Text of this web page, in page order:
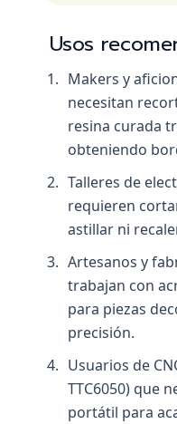
Usos
Makers y
necesitan
resina curada
obteniendo
Talleres de
requieren
astillar ni
Artesanos y
trabajan con
para piezas
precisión.
Usuarios de
TTC6050) que
portátil para